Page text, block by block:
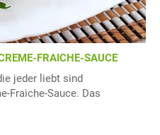
FRAICHE-SAUCE
jeder liebt sind
Fraiche-Sauce. Das